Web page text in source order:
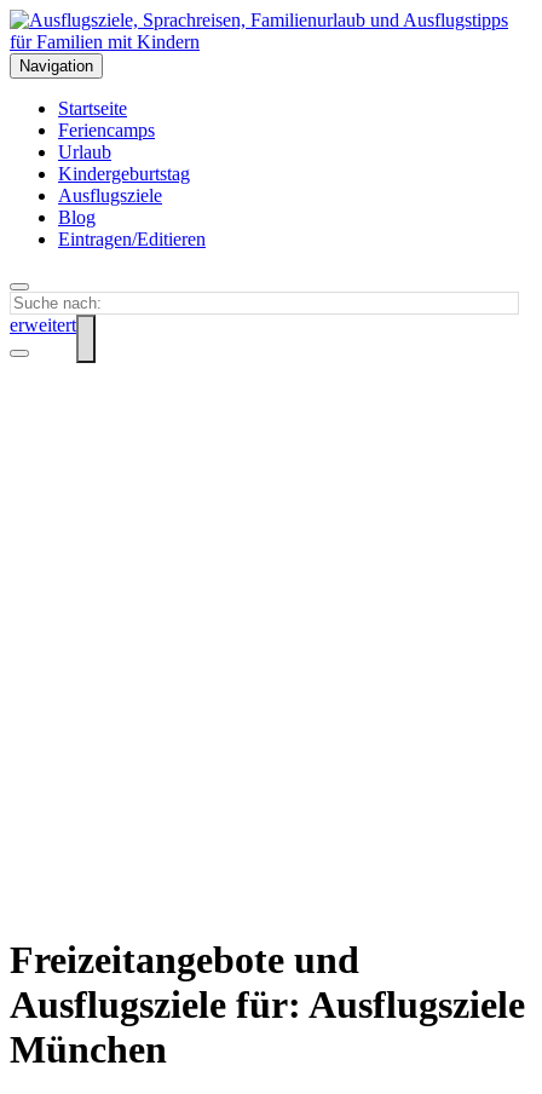
Navigation
Startseite
Feriencamps
Urlaub
Kindergeburtstag
Ausflugsziele
Blog
Eintragen/Editieren
erweitert
Freizeitangebote und
Ausflugsziele für: Ausflugsziele
München